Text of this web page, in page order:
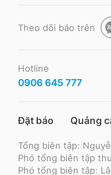
Theo dõi báo trên
Hotline
0906 645 777
Đặt báo Quảng
Tổng biên tập:
Phó tổng biên tập
Phó tổng biên tập: